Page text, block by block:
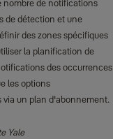
nombre de notifications
de détection et une
des zones spécifiques
la planification de
des occurrences
les options
via un plan d'abonnement.
Yale